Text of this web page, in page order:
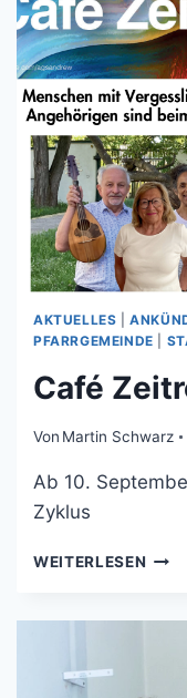
AKTUELLES |
PFARRGEMEINDE
Café
Von Martin Schwarz
Ab 10.
Zyklus
WEITERLESEN